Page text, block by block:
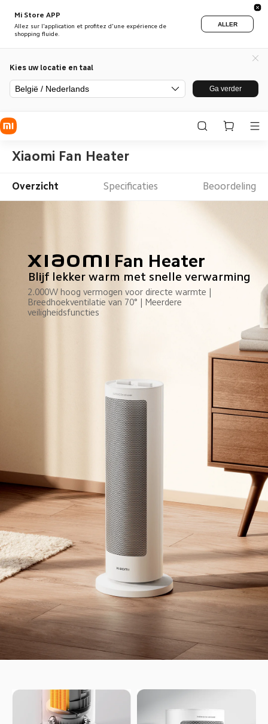
Mi Store APP
Allez sur l'application et profitez d'une expérience de
shopping fluide.
ALLER
Kies uw locatie en taal
België / Nederlands Ga verder
Xiaomi Fan Heater
Overzicht Specificaties Beoordeling
Xiaomi Fan Heater
Blijf lekker warm met snelle verwarming
2.000W hoog vermogen voor directe warmte |
Breedhoekventilatie van 70° | Meerdere
veiligheidsfuncties